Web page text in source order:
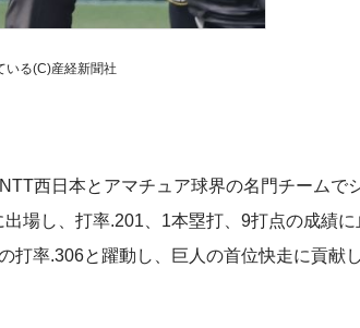
いる(C)産経新聞社
西日本とアマチュア球界の名門チームで
場し、打率.201、1本塁打、9打点の成績に
打率.306と躍動し、巨人の首位快走に貢献